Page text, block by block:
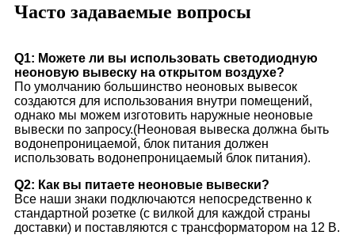
Часто задаваемые вопросы
Q1: Можете ли вы использовать светодиодную
неоновую вывеску на открытом воздухе?
По умолчанию большинство неоновых вывесок
создаются для использования внутри помещений,
однако мы можем изготовить наружные неоновые
вывески по запросу.(Неоновая вывеска должна быть
водонепроницаемой, блок питания должен
использовать водонепроницаемый блок питания).
Q2: Как вы питаете неоновые вывески?
Все наши знаки подключаются непосредственно к
стандартной розетке (с вилкой для каждой страны
доставки) и поставляются с трансформатором на 12 В.